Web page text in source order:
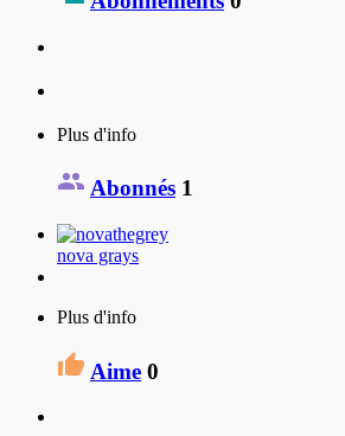
Plus d'info
Abonnés 1
nova grays
Plus d'info
Aime 0